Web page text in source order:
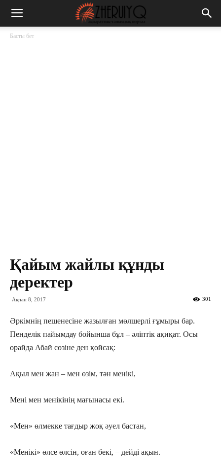
Басты бет
Қайым жайлы құнды
деректер
Ақпан 8, 2017 301
Әркімнің пешенесіне жазылған мөлшерлі ғұмыры бар.
Пенделік пайымдау бойынша бұл – әліптік ақиқат. Осы
орайда Абай сөзіне ден қойсақ:
Ақыл мен жан – мен өзім, тән менікі,
Мені мен менікінің мағынасы екі.
«Мен» өлмекке тағдыр жоқ әуел бастан,
«Менікі» өлсе өлсін, оған бекі, – дейді ақын.